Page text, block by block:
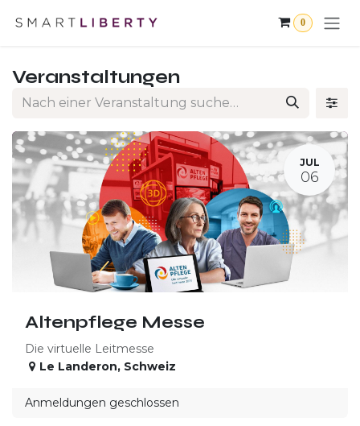
0
Veranstaltungen
JUL
06
Altenpflege Messe
Die virtuelle Leitmesse
Le Landeron, Schweiz
Anmeldungen geschlossen